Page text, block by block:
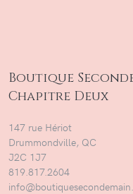
Boutique
Chapitre Deux
147 rue Hériot
Drummondville, QC
J2C 1J7
819.817.2604